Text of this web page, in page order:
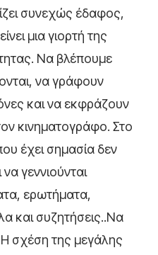
συνεχώς έδαφος,
μια γιορτή της
Να βλέπουμε
να γράφουν
και να εκφράζουν
κινηματογράφο. Στο
έχει σημασία δεν
να γεννιούνται
ερωτήματα,
και συζητήσεις..Να
σχέση της μεγάλης